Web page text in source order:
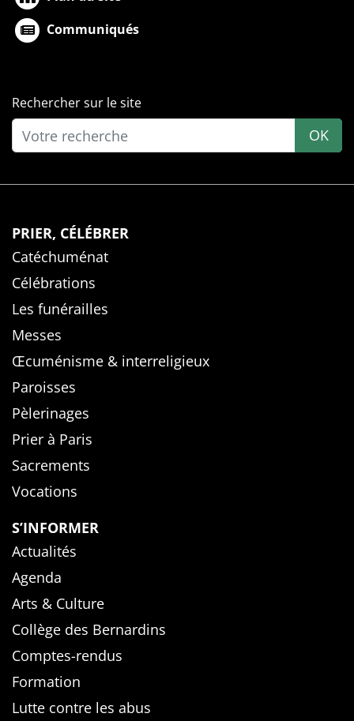
Communiqués
Rechercher sur le site
OK
PRIER, CÉLÉBRER
Catéchuménat
Célébrations
Les funérailles
Messes
Œcuménisme & interreligieux
Paroisses
Pèlerinages
Prier à Paris
Sacrements
Vocations
S’INFORMER
Actualités
Agenda
Arts & Culture
Collège des Bernardins
Comptes-rendus
Formation
Lutte contre les abus